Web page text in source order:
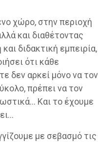
χώρο, στην περιοχή
και διαθέτοντας
διδακτική εμπειρία,
ότι κάθε
δεν αρκεί μόνο να τον
πρέπει να τον
Και το έχουμε
με σεβασμό τις